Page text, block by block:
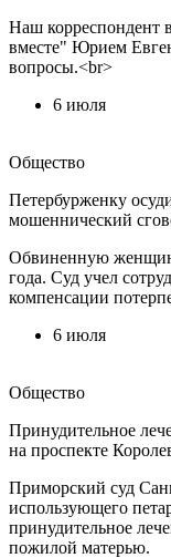
Наш корреспондент
вместе" Юрием
вопросы.<br>
6 июля
Общество
Петербурженку
мошеннический
Обвиненную
года. Суд учел
компенсации
6 июля
Общество
Принудительное
на проспекте
Приморский суд
использующего
принудительное
пожилой матерью.